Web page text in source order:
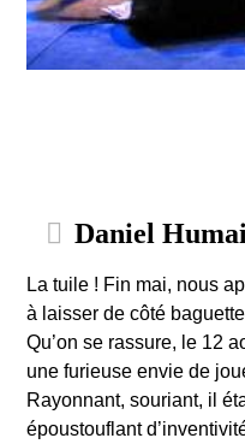
Daniel
La tuile ! Fin mai, nous
à laisser de côté
Qu’on se rassure, le 12
une furieuse envie de
Rayonnant, souriant, il
époustouflant